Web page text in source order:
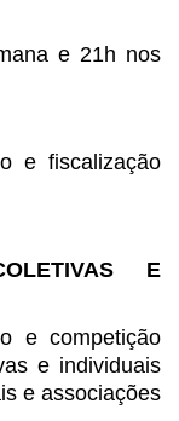
e 21h nos
e fiscalização
E
e competição
e individuais
e associações